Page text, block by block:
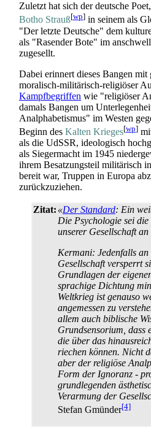
Zuletzt hat sich der deutsche
Botho Strauß[wp] in seinem als
"Der letzte Deutsche" dem
als "Rasender Bote" im
zugesellt.
Dabei erinnert dieses Bangen
moralisch-militärisch-religiöser
Kampfbegriffen wie "religiöser
damals Bangen um
Analphabetismus" im Westen
Beginn des Kalten Krieges[wp]
als die UdSSR, ideologisch
als Siegermacht im 1945
ihrem Besatzungsteil militärisch
bereit war, Truppen in Europa
zurückzuziehen.
Zitat: «Der Standard: Ein
Die Psychologie sei
unserer Gesellschaft an
Kermani: Jedenfalls an
Gesellschaft versperrt
Grundlagen der
sprachige Dichtung
Weltkrieg ist genauso
angemessen zu
allem auch biblische
Grundsensorium, dass
die über das
riechen können. Nicht
aber der religiöse
Form der Ignoranz -
grundlegenden
Verarmung der
Stefan Gmünder[4]